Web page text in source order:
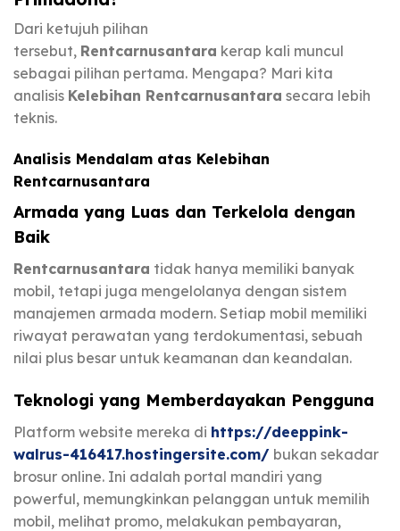
Dari ketujuh pilihan
tersebut, Rentcarnusantara kerap kali muncul
sebagai pilihan pertama. Mengapa? Mari kita
analisis Kelebihan Rentcarnusantara secara lebih
teknis.
Analisis Mendalam atas Kelebihan
Rentcarnusantara
Armada yang Luas dan Terkelola dengan
Baik
Rentcarnusantara tidak hanya memiliki banyak
mobil, tetapi juga mengelolanya dengan sistem
manajemen armada modern. Setiap mobil memiliki
riwayat perawatan yang terdokumentasi, sebuah
nilai plus besar untuk keamanan dan keandalan.
Teknologi yang Memberdayakan Pengguna
Platform website mereka di https://deeppink-
walrus-416417.hostingersite.com/ bukan sekadar
brosur online. Ini adalah portal mandiri yang
powerful, memungkinkan pelanggan untuk memilih
mobil, melihat promo, melakukan pembayaran,